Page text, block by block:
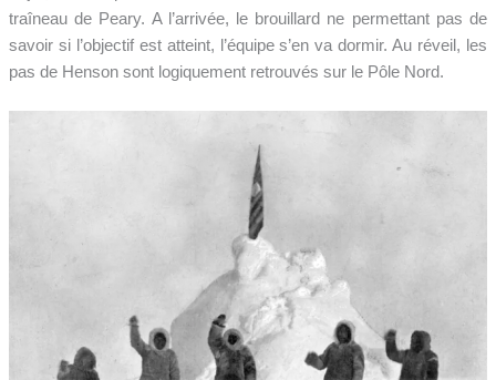
traîneau de Peary. A l’arrivée, le brouillard ne permettant pas de
savoir si l’objectif est atteint, l’équipe s’en va dormir. Au réveil, les
pas de Henson sont logiquement retrouvés sur le Pôle Nord.